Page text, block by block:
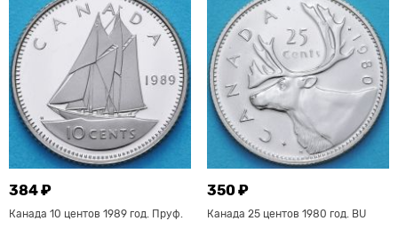
384 ₽
Канада 10 центов 1989 год. Пруф.
350 ₽
Канада 25 центов 1980 год. BU